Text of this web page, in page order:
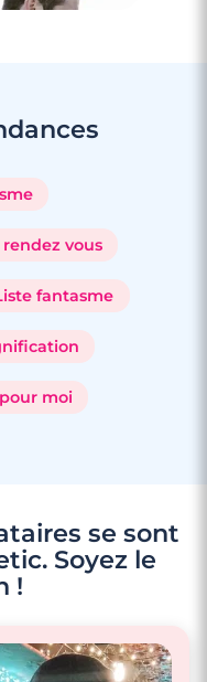
en
vous
fantasme
moi
se sont
Soyez le
!